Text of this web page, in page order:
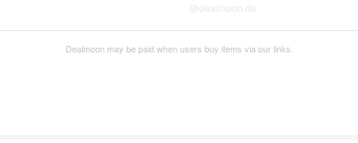
@dealmoon.de
Dealmoon may be paid when users buy items via our links.